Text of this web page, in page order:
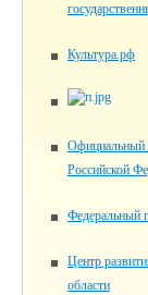
Культура.рф
Официальный
Российской
Федеральный
Центр
области